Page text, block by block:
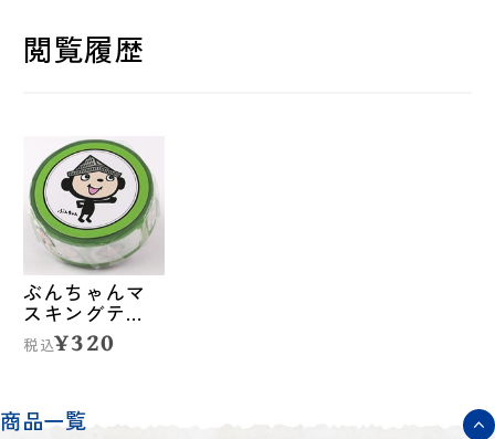
閲覧履歴
ぶんちゃんマ
スキングテー
プ<メモ>
税込¥320
商品一覧